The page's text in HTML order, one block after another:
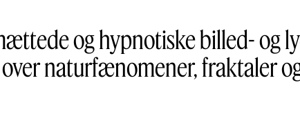
og hypnotiske billed- og
naturfænomener, fraktaler